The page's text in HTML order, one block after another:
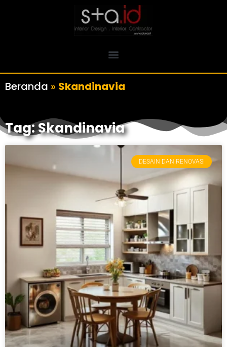
Beranda » Skandinavia
Tag: Skandinavia
DESAIN DAN RENOVASI